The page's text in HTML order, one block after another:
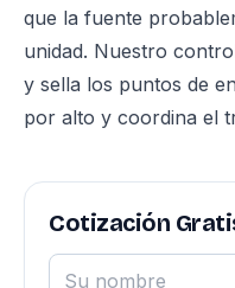
que la fuente
unidad. Nuestro
y sella los puntos de
por alto y coordina el
Cotización